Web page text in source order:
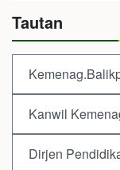
Tautan
Kanwil
Dirjen